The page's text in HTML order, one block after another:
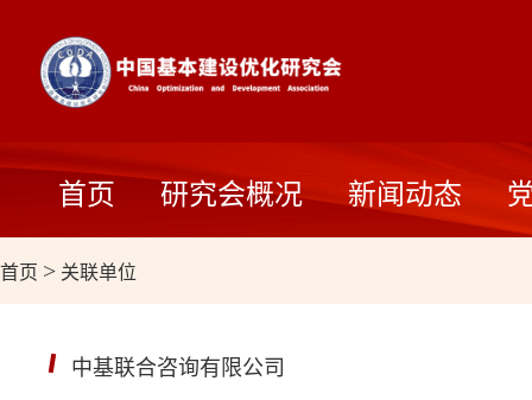
首页 研究会概况 新闻动态
首页 > 关联单位
中基联合咨询有限公司